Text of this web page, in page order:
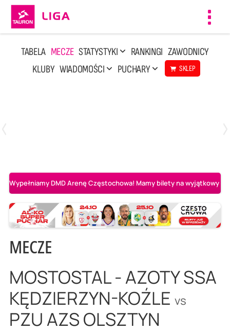
TABELA MECZE STATYSTYKI RANKINGI ZAWODNICY
KLUBY WIADOMOŚCI PUCHARY SKLEP
Wypełniamy DMD Arenę Częstochowa! Mamy bilety na wyjątkowy
MECZE
MOSTOSTAL - AZOTY SSA
KĘDZIERZYN-KOŹLE vs
PZU AZS OLSZTYN